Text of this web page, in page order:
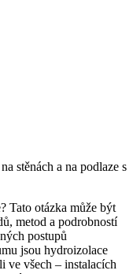
stěnách a na podlaze s
Tato otázka může být
metod a podrobností
postupů
jsou hydroizolace
ve všech – instalacích